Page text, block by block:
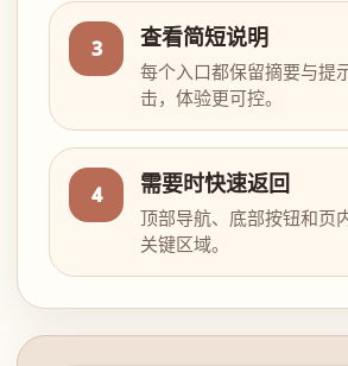
3 查看简短说明
每个入口都保留摘要与提
击，体验更可控。
4 需要时快速返回
顶部导航、底部按钮和页
关键区域。